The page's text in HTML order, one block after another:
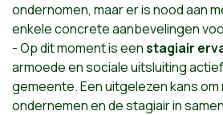
ondernomen, maar er is nood aan
enkele concrete aanbevelingen
- Op dit moment is eenstagiair
armoede en sociale uitsluiting
gemeente. Een uitgelezen kans om
ondernemen en de stagiair in